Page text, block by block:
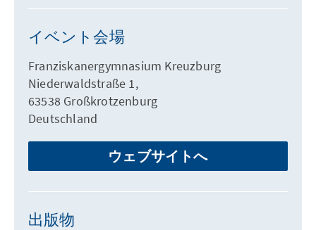
イベント会場
Franziskanergymnasium Kreuzburg
Niederwaldstraße 1,
63538 Großkrotzenburg
Deutschland
ウェブサイトへ
出版物